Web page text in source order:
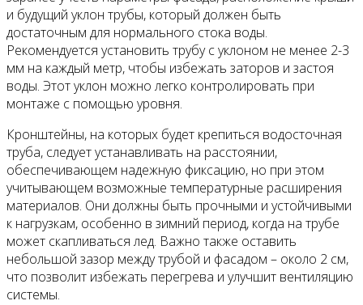
и будущий уклон трубы, который должен быть
достаточным для нормального стока воды.
Рекомендуется установить трубу с уклоном не менее 2-3
мм на каждый метр, чтобы избежать заторов и застоя
воды. Этот уклон можно легко контролировать при
монтаже с помощью уровня.
Кронштейны, на которых будет крепиться водосточная
труба, следует устанавливать на расстоянии,
обеспечивающем надежную фиксацию, но при этом
учитывающем возможные температурные расширения
материалов. Они должны быть прочными и устойчивыми
к нагрузкам, особенно в зимний период, когда на трубе
может скапливаться лед. Важно также оставить
небольшой зазор между трубой и фасадом – около 2 см,
что позволит избежать перегрева и улучшит вентиляцию
системы.